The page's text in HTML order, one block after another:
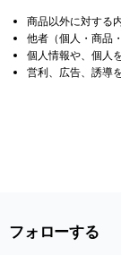
商品以外に対する
他者（個人・商品
個人情報や、個人
営利、広告、誘導
フォローする